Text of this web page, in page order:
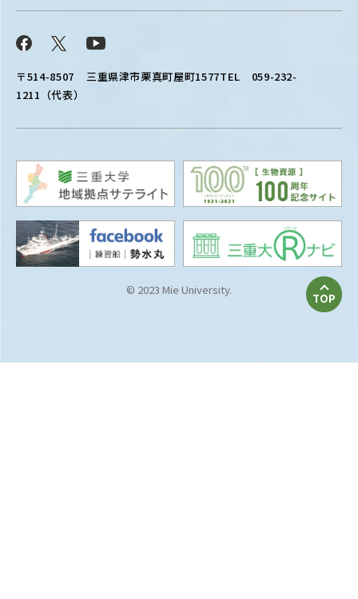
〒514-8507 三重県津市栗真町屋町1577TEL 059-232-
1211（代表）
Facebook
© 2023 Mie University.
TOP